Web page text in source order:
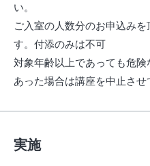
い。
ご入室の人数分のお申込み
す。付添のみは不可
対象年齢以上であっても危
あった場合は講座を中止させ
実施